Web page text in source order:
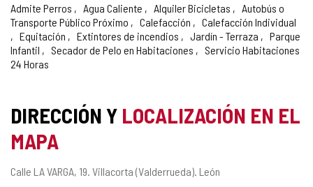
Admite Perros Agua Caliente Alquiler Bicicletas
Autobús o
Transporte Público Próximo
Calefacción
Calefacción Individual
Equitación
Extintores de incendios Jardín - Terraza
Parque
Infantil
Secador de Pelo en Habitaciones
Servicio Habitaciones
24 Horas
DIRECCIÓN Y LOCALIZACIÓN EN EL
MAPA
Dirección
Calle LA VARGA, 19. Villacorta (Valderrueda). León